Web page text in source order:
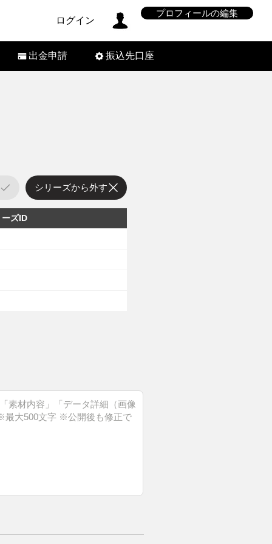
ログイン
プロフィールの編集
出金申請 振込先口座
シリーズから外す
ーズID